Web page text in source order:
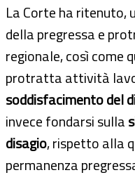
La Corte ha ritenuto,
della pregressa e
regionale, così come
protratta attività
soddisfacimento del
invece fondarsi sulla
disagio, rispetto alla
permanenza